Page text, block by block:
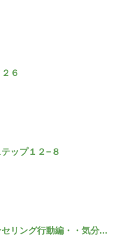
６
ップ１２−８
リング行動編・・気分...